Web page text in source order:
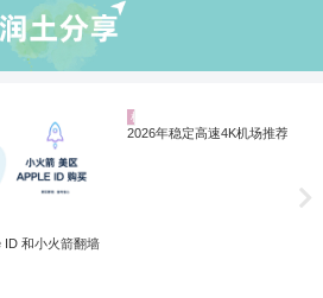
ChatGPT 国内怎么注册使用？解锁